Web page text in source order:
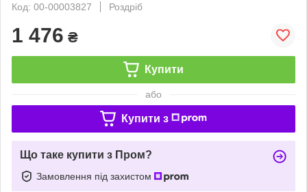
Код: 00-00003827
Роздріб
1 476 ₴
Купити
або
Купити з
Що таке купити з Пром?
Замовлення під захистом